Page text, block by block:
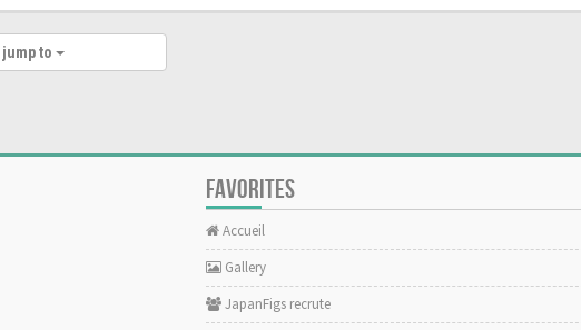
to
FAVORITES
Accueil
Gallery
JapanFigs recrute